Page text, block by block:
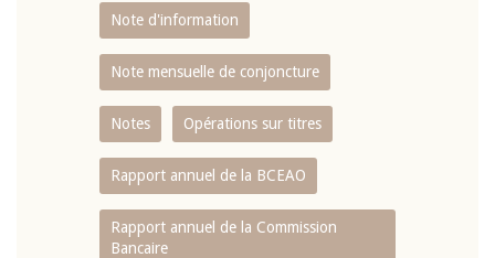
Note d'information
Note mensuelle de conjoncture
Notes Opérations sur titres
Rapport annuel de la BCEAO
Rapport annuel de la Commission
Bancaire